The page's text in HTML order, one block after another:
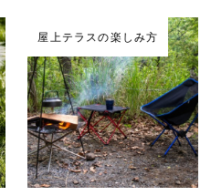
屋上テラスの楽しみ方